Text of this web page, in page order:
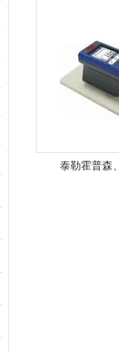
泰勒霍普森